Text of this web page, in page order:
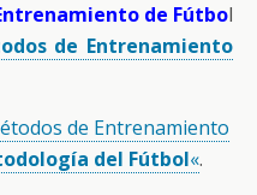
de Fútbol
de Entrenamiento
de Entrenamiento
del Fútbol«.